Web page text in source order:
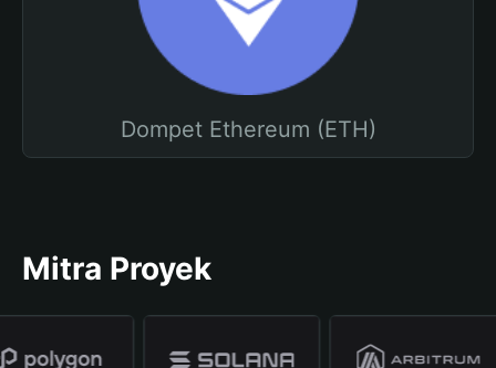
Dompet Ethereum (ETH)
Mitra Proyek